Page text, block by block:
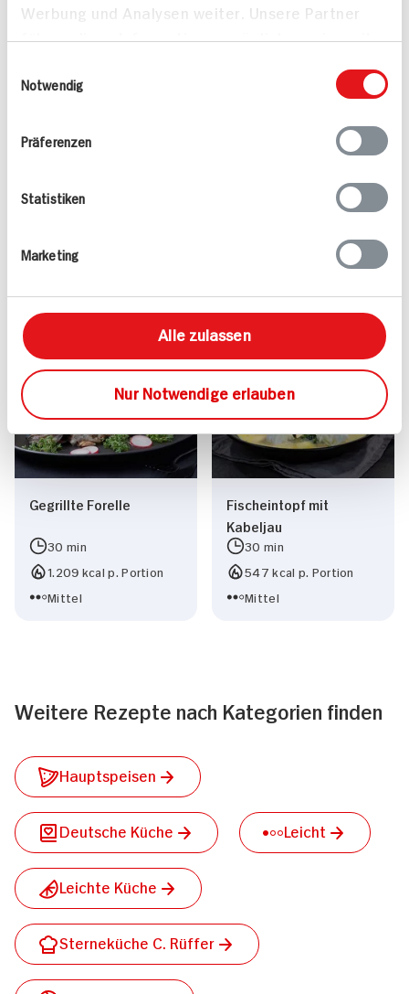
Werbung und Analysen weiter. Unsere Partner
führen diese Informationen möglicherweise mit
bereitgestellt haben oder die sie im Rahmen
Notwendig
Präferenzen
Statistiken
Marketing
Alle zulassen
Nur Notwendige erlauben
Alle Rezepte Mehr
15 min
Leicht
Kasseler in Dunkelbier-
1.043 kcal p. Portion
Leicht
Gegrillte Forelle
30 min
1.209 kcal p. Portion
Mittel
Fischeintopf mit
Kabeljau
30 min
547 kcal p. Portion
Mittel
Weitere Rezepte nach Kategorien finden
Hauptspeisen
Deutsche Küche Leicht
Leichte Küche
Sterneküche C. Rüffer